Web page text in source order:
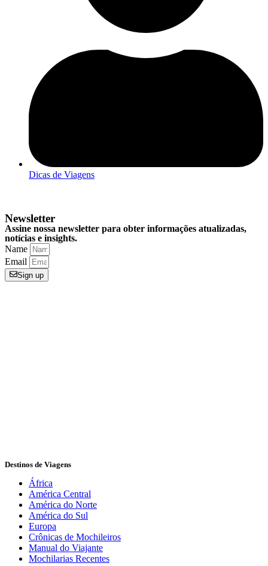
Dicas de Viagens
Newsletter
Assine nossa newsletter para obter informações atualizadas,
notícias e insights.
Name
Email
Sign up
Destinos de Viagens
África
América Central
América do Norte
América do Sul
Europa
Crônicas de Mochileiros
Manual do Viajante
Mochilarias Recentes